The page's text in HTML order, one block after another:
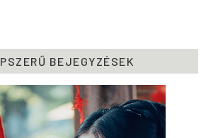
BEJEGYZÉSEK